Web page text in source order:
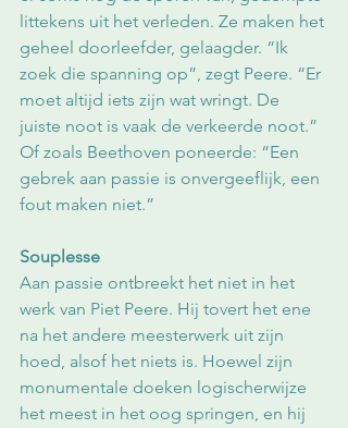
littekens uit het verleden. Ze maken het
geheel doorleefder, gelaagder. “Ik
zoek die spanning op”, zegt Peere. “Er
moet altijd iets zijn wat wringt. De
juiste noot is vaak de verkeerde noot.”
Of zoals Beethoven poneerde: “Een
gebrek aan passie is onvergeeflijk, een
fout maken niet.”
Souplesse
Aan passie ontbreekt het niet in het
werk van Piet Peere. Hij tovert het ene
na het andere meesterwerk uit zijn
hoed, alsof het niets is. Hoewel zijn
monumentale doeken logischerwijze
het meest in het oog springen, en hij